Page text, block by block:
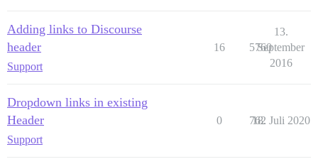
Adding links to Discourse
header
Support
16 5760
13.
September
2016
Dropdown links in existing
Header
Support
0 762
18. Juli 2020